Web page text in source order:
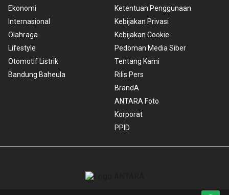
Ekonomi
Internasional
Olahraga
Lifestyle
Otomotif Listrik
Bandung Baheula
Ketentuan Penggunaan
Kebijakan Privasi
Kebijakan Cookie
Pedoman Media Siber
Tentang Kami
Rilis Pers
BrandA
ANTARA Foto
Korporat
PPID